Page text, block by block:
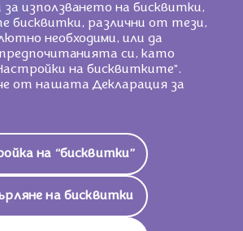
Nussini 31,5g
за използването на бисквитки,
бисквитки, различни от тези,
необходими, или да
си, като
на бисквитките".
от нашата Декларация за
на “бисквитки”
на бисквитки